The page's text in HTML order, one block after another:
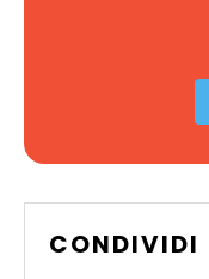
CONDIVIDI